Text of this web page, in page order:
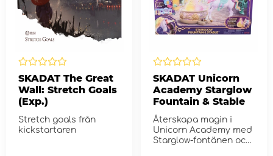
SKADAT The Great
Wall: Stretch Goals
(Exp.)
Stretch goals från
kickstartaren
SKADAT Unicorn
Academy Starglow
Fountain & Stable
Återskapa magin i
Unicorn Academy med
Starglow-fontänen och